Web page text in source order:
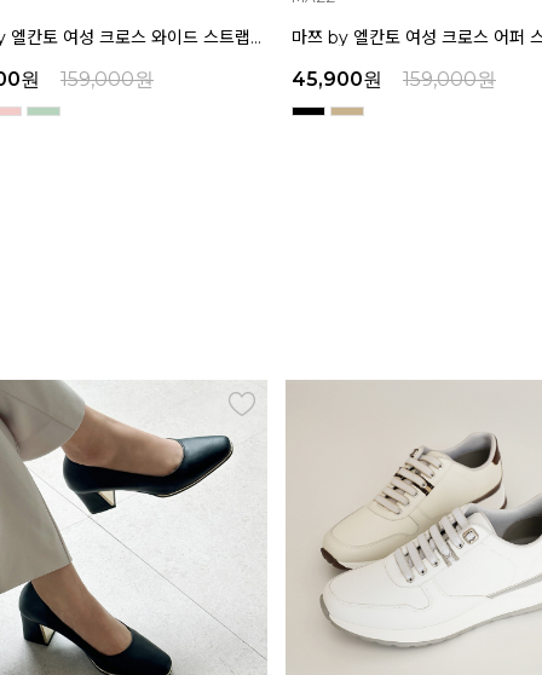
마쯔 by 엘칸토 여성 크로스 와이드 스트랩 컴포트 샌들 3.5cm LCWW27M626
원 159,000원 45,900원 159,000원